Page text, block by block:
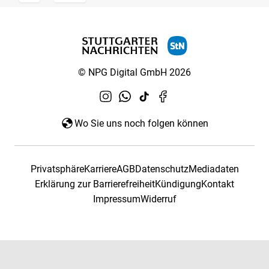
© NPG Digital GmbH 2026
Wo Sie uns noch folgen können
PrivatsphäreKarriereAGBDatenschutzMediadaten
Erklärung zur BarrierefreiheitKündigungKontakt
ImpressumWiderruf